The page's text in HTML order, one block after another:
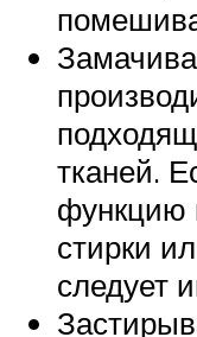
тканей.
функцию
стирки
следует